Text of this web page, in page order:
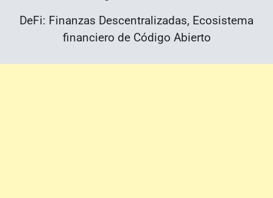
DeFi: Finanzas Descentralizadas, Ecosistema
financiero de Código Abierto